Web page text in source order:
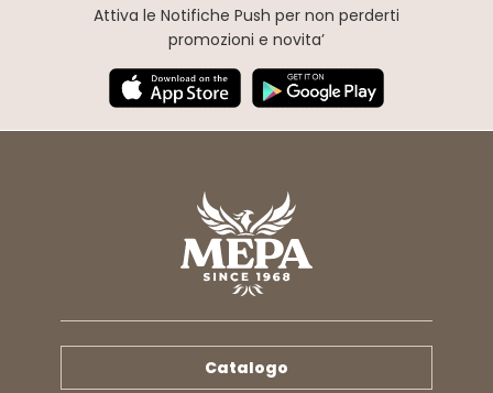
Attiva le Notifiche Push per non perderti
promozioni e novita’
Catalogo